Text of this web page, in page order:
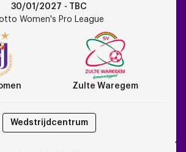
30/01/2027 - TBC
Women's Pro League
Zulte Waregem
Wedstrijdcentrum